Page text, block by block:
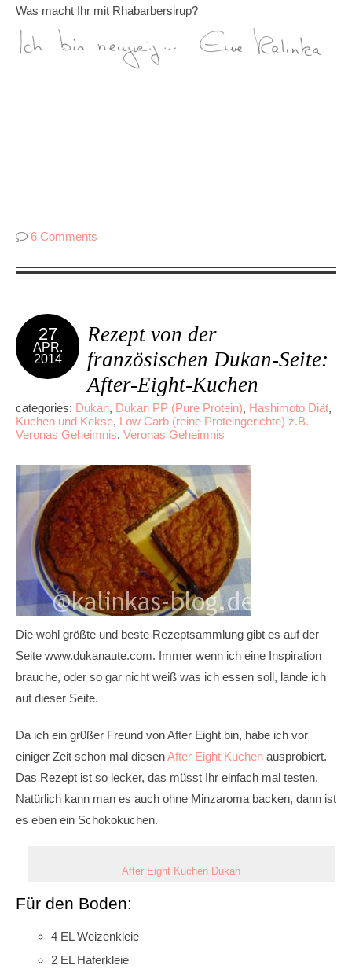
Was macht Ihr mit Rhabarbersirup?
6 Comments
27
APR.
2014
Rezept von der
französischen Dukan-Seite:
After-Eight-Kuchen
categories: Dukan, Dukan PP (Pure Protein), Hashimoto Diät,
Kuchen und Kekse, Low Carb (reine Proteingerichte) z.B.
Veronas Geheimnis, Veronas Geheimnis
Die wohl größte und beste Rezeptsammlung gibt es auf der
Seite www.dukanaute.com. Immer wenn ich eine Inspiration
brauche, oder so gar nicht weiß was ich essen soll, lande ich
auf dieser Seite.
Da ich ein gr0ßer Freund von After Eight bin, habe ich vor
einiger Zeit schon mal diesenAfter Eight Kuchen ausprobiert.
Das Rezept ist so lecker, das müsst Ihr einfach mal testen.
Natürlich kann man es auch ohne Minzaroma backen, dann ist
es eben ein Schokokuchen.
After Eight Kuchen Dukan
Für den Boden:
4 EL Weizenkleie
2 EL Haferkleie